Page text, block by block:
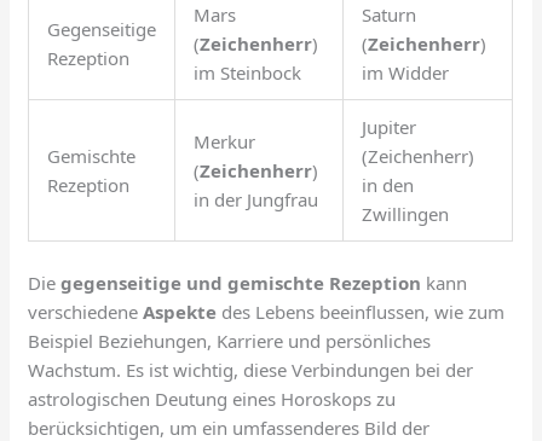
Gegenseitige
Rezeption
Mars
(Zeichenherr)
im Steinbock
Saturn
(Zeichenherr)
im Widder
Gemischte
Rezeption
Merkur
(Zeichenherr)
in der Jungfrau
Jupiter
(Zeichenherr)
in den
Zwillingen
Diegegenseitige und gemischte Rezeption kann
verschiedeneAspekte des Lebens beeinflussen, wie zum
Beispiel Beziehungen, Karriere und persönliches
Wachstum. Es ist wichtig, diese Verbindungen bei der
astrologischen Deutung eines Horoskops zu
berücksichtigen, um ein umfassenderes Bild der